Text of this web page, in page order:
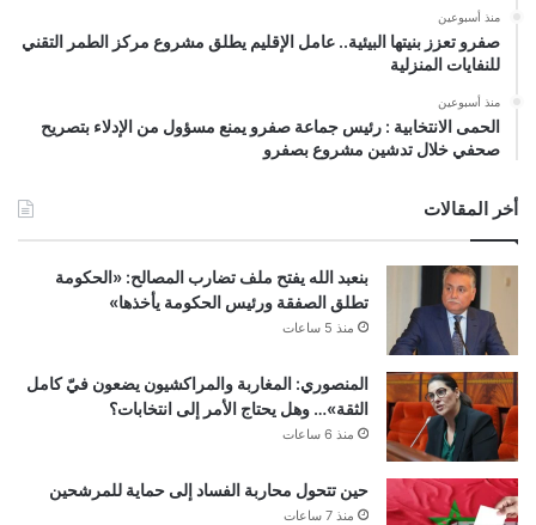
منذ أسبوعين
صفرو تعزز بنيتها البيئية.. عامل الإقليم يطلق مشروع مركز الطمر التقني
للنفايات المنزلية
منذ أسبوعين
الحمى الانتخابية : رئيس جماعة صفرو يمنع مسؤول من الإدلاء بتصريح
صحفي خلال تدشين مشروع بصفرو
أخر المقالات
بنعبد الله يفتح ملف تضارب المصالح: «الحكومة
تطلق الصفقة ورئيس الحكومة يأخذها»
منذ 5 ساعات
المنصوري: المغاربة والمراكشيون يضعون فيّ كامل
الثقة»… وهل يحتاج الأمر إلى انتخابات؟
منذ 6 ساعات
حين تتحول محاربة الفساد إلى حماية للمرشحين
منذ 7 ساعات